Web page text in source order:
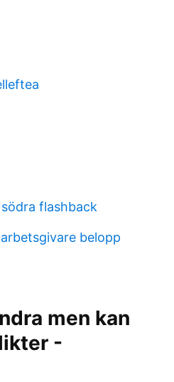
flashback
belopp
men kan
-